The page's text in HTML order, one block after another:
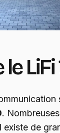
LiFi
.
existe de